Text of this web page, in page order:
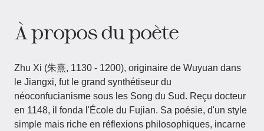
À propos du poète
Zhu Xi (朱熹, 1130 - 1200), originaire de Wuyuan dans
le Jiangxi, fut le grand synthétiseur du
néoconfucianisme sous les Song du Sud. Reçu docteur
en 1148, il fonda l'École du Fujian. Sa poésie, d'un style
simple mais riche en réflexions philosophiques, incarne